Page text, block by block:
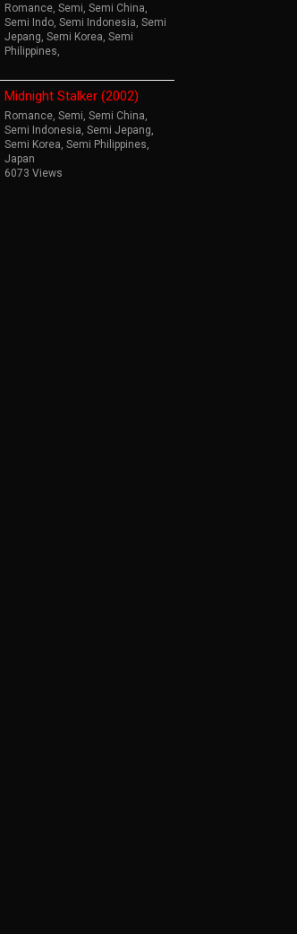
Romance Semi Semi China
Semi Indo Semi Indonesia Semi
Jepang Semi Korea Semi
Philippines
Midnight Stalker (2002)
Romance Semi Semi China
Semi Indonesia Semi Jepang
Semi Korea Semi Philippines
Japan
6073 Views